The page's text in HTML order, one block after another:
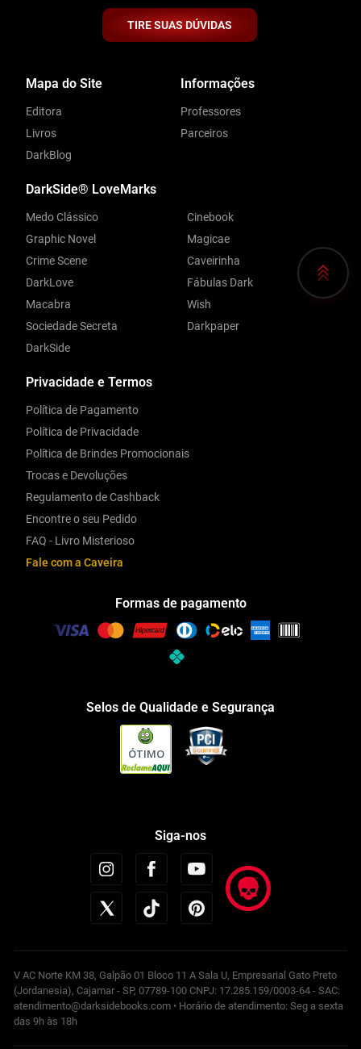
TIRE SUAS DÚVIDAS
Privacidade e Termos
Política de Pagamento
Política de Privacidade
Política de Brindes Promocionais
Trocas e Devoluções
Regulamento de Cashback
Encontre o seu Pedido
FAQ - Livro Misterioso
Fale com a Caveira
Mapa do Site
Editora
Livros
DarkBlog
Informações
Professores
Parceiros
DarkSide® LoveMarks
Medo Clássico
Graphic Novel
Crime Scene
DarkLove
Macabra
Sociedade Secreta
DarkSide
Cinebook
Magicae
Caveirinha
Fábulas Dark
Wish
Darkpaper
Formas de pagamento
Selos de Qualidade e Segurança
ÓTIMO
Siga-nos
V AC Norte KM 38, Galpão 01 Bloco 11 A Sala U, Empresarial Gato Preto
(Jordanesia), Cajamar - SP, 07789-100 CNPJ: 17.285.159/0003-64 - SAC:
atendimento@darksidebooks.com • Horário de atendimento: Seg a sexta
das 9h às 18h